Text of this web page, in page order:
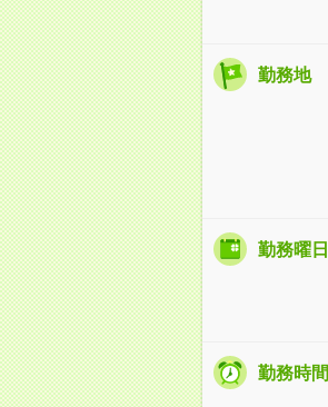
勤務地
勤務曜日
勤務時間